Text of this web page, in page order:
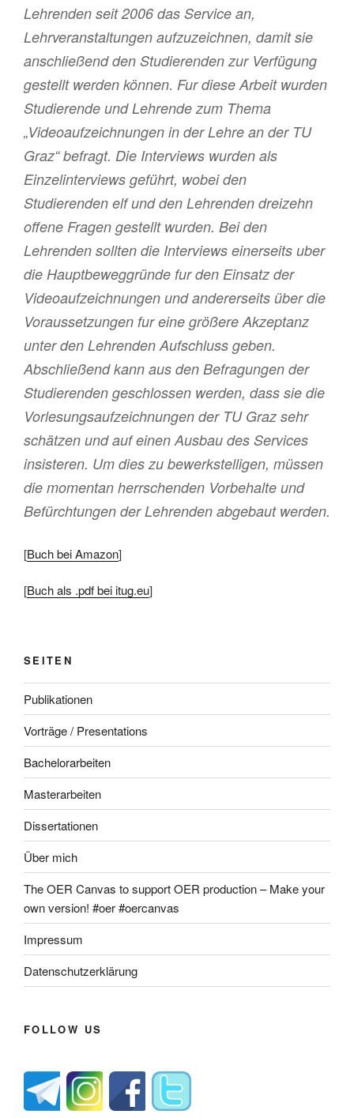
Lehrenden seit 2006 das Service an,
Lehrveranstaltungen aufzuzeichnen, damit sie
anschließend den Studierenden zur Verfügung
gestellt werden können. Fur diese Arbeit wurden
Studierende und Lehrende zum Thema
„Videoaufzeichnungen in der Lehre an der TU
Graz“ befragt. Die Interviews wurden als
Einzelinterviews geführt, wobei den
Studierenden elf und den Lehrenden dreizehn
offene Fragen gestellt wurden. Bei den
Lehrenden sollten die Interviews einerseits uber
die Hauptbeweggründe fur den Einsatz der
Videoaufzeichnungen und andererseits über die
Voraussetzungen fur eine größere Akzeptanz
unter den Lehrenden Aufschluss geben.
Abschließend kann aus den Befragungen der
Studierenden geschlossen werden, dass sie die
Vorlesungsaufzeichnungen der TU Graz sehr
schätzen und auf einen Ausbau des Services
insisteren. Um dies zu bewerkstelligen, müssen
die momentan herrschenden Vorbehalte und
Befürchtungen der Lehrenden abgebaut werden.
[Buch bei Amazon]
[Buch als .pdf bei itug.eu]
SEITEN
Publikationen
Vorträge / Presentations
Bachelorarbeiten
Masterarbeiten
Dissertationen
Über mich
The OER Canvas to support OER production – Make your
own version! #oer #oercanvas
Impressum
Datenschutzerklärung
FOLLOW US